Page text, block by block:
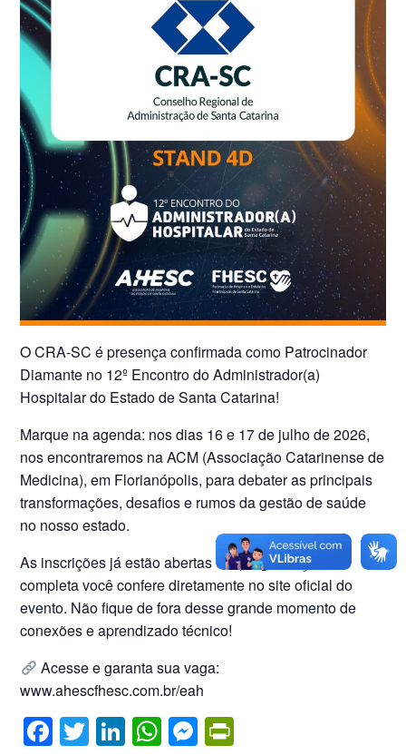
O CRA-SC é presença confirmada como Patrocinador
Diamante no 12º Encontro do Administrador(a)
Hospitalar do Estado de Santa Catarina!
Marque na agenda: nos dias 16 e 17 de julho de 2026,
nos encontraremos na ACM (Associação Catarinense de
Medicina), em Florianópolis, para debater as principais
transformações, desafios e rumos da gestão de saúde
no nosso estado.
As inscrições já estão abertas e a programação
completa você confere diretamente no site oficial do
evento. Não fique de fora desse grande momento de
conexões e aprendizado técnico!
Acesse e garanta sua vaga:
www.ahescfhesc.com.br/eah
F T Li W M